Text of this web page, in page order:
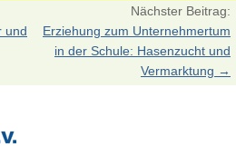
und
Nächster Beitrag:
Erziehung zum Unternehmertum
in der Schule: Hasenzucht und
Vermarktung →